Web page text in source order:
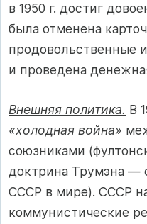
в 1950 г. достиг
была отменена
продовольственные
и проведена
Внешняя политика. В
«холодная война»
союзниками
доктрина Трумэна —
СССР в мире). СССР
коммунистические